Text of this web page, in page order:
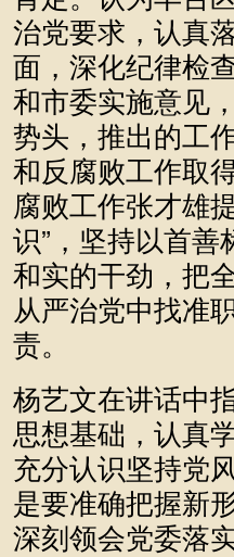
治党要求，认真
面，深化纪律检
和市委实施意见
势头，推出的工
和反腐败工作取
腐败工作张才雄
识”，坚持以首
和实的干劲，把
从严治党中找准
责。
杨艺文在讲话中
思想基础，认真
充分认识坚持党
是要准确把握新
深刻领会党委落